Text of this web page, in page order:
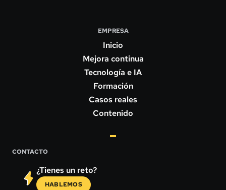
EMPRESA
Inicio
Mejora continua
Tecnología e IA
Formación
Casos reales
Contenido
CONTACTO
¿Tienes un reto?
HABLEMOS